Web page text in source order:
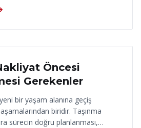
Öncesi
Gerekenler
bir yaşam alanına geçiş
biridir. Taşınma
sürecin doğru planlanması,…